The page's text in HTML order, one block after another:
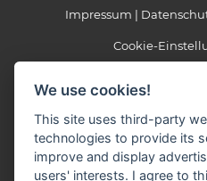
Impressum
Cookie-
LANDFUXX
91074
Telefon:
Telefax:
We use cookies!
This site uses third-party
technologies to provide its
improve and display
users' interests. I agree to